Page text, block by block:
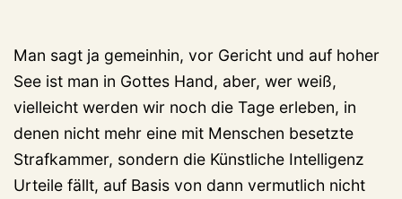
Man sagt ja gemeinhin, vor Gericht und auf hoher
See ist man in Gottes Hand, aber, wer weiß,
vielleicht werden wir noch die Tage erleben, in
denen nicht mehr eine mit Menschen besetzte
Strafkammer, sondern die Künstliche Intelligenz
Urteile fällt, auf Basis von dann vermutlich nicht